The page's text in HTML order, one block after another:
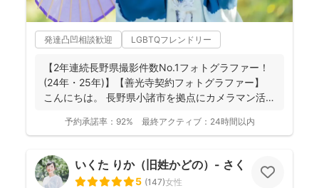
発達凸凹相談歓迎 LGBTQフレンドリー
【2年連続長野県撮影件数No.1フォトグラファー！
(24年・25年)】【善光寺契約フォトグラファー】
こんにちは。 長野県小諸市を拠点にカメラマン活
予約承諾率： 92% 最終アクティブ： 24時間以内
いくた りか（旧姓かどの）- さくらふ写真 -
5 (147)女性